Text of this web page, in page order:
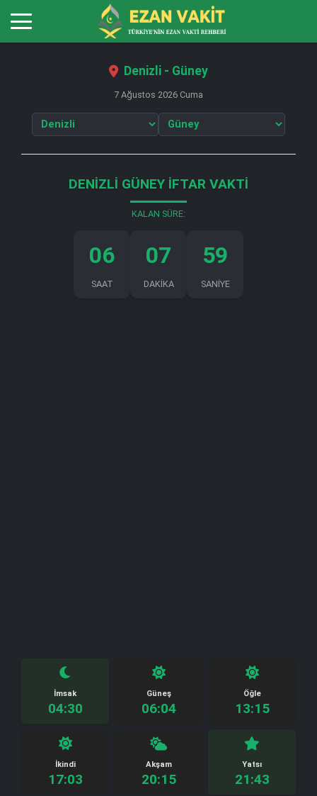
Denizli - Güney
7 Ağustos 2026 Cuma
DENIZLI GÜNEY İFTAR VAKTI
KALAN SÜRE:
06
SAAT
07
DAKİKA
59
SANİYE
İmsak
04:30
Güneş
06:04
Öğle
13:15
İkindi
17:03
Akşam
20:15
Yatsı
21:43